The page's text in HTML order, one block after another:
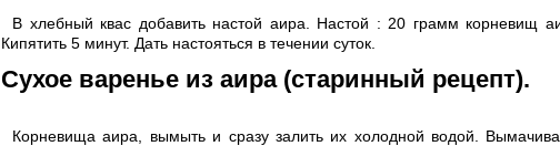
В хлебный квас добавить настой аира. Настой : 20 грамм корневищ
Кипятить 5 минут. Дать настояться в течении суток.
Сухое варенье из аира (старинный рецепт).
Корневища аира, вымыть и сразу залить их холодной водой.